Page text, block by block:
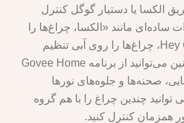
الکسا یا دستیار گوگل کنترل
ساده‌ای مانند «الکسا، چراغ‌ها را
روشن کن» یا «Hey Google، چراغ‌ها را روی آبی تنظیم
کن» استفاده کنید. همچنین می‌توانید از برنامه Govee Home
صحنه‌ها و جلوه‌های نورها
توانید چندین چراغ را با هم گروه
همزمان کنترل کنید.